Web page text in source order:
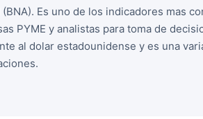
Es uno de los indicadores mas
PYME y analistas para toma de
al dolar estadounidense y es una